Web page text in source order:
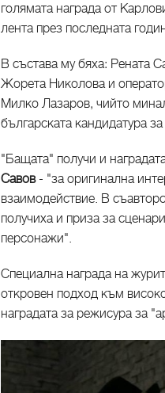
голямата награда от
лента през последната
В състава му бяха: Рената
Жорета Николова и
Милко Лазаров, чийто
българската кандидатура
"Бащата" получи и
Савов - "за оригинална
взаимодействие. В
получиха и приза за
персонажи".
Специална награда на
откровен подход към
наградата за режисура за